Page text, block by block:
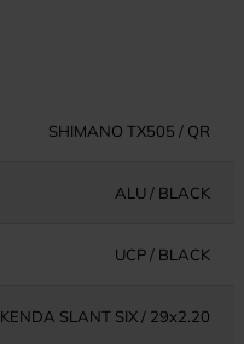
SHIMANO TX505 / QR
ALU / BLACK
UCP / BLACK
KENDA SLANT SIX / 29x2.20